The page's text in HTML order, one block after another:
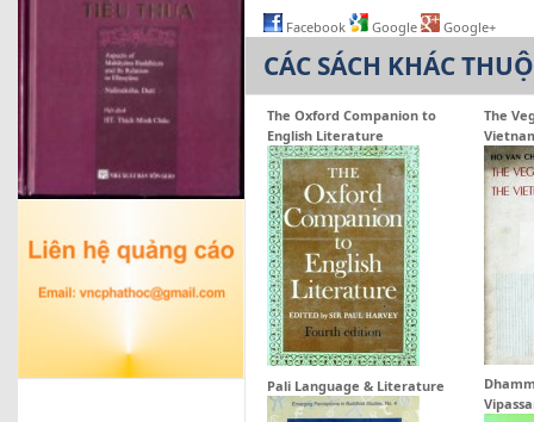
Facebook Google Google+
CÁC SÁCH KHÁC
The Oxford Companion to
English Literature
The
Pali Language & Literature